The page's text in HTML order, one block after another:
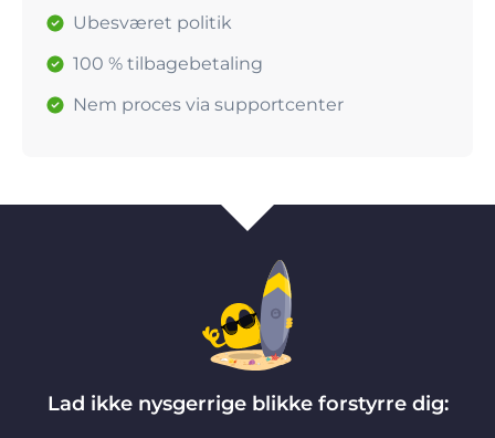
Ubesværet politik
100 % tilbagebetaling
Nem proces via supportcenter
Lad ikke nysgerrige blikke forstyrre dig: